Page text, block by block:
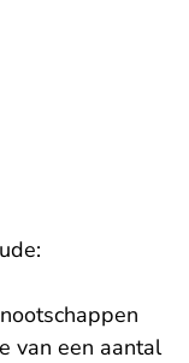
van een aantal